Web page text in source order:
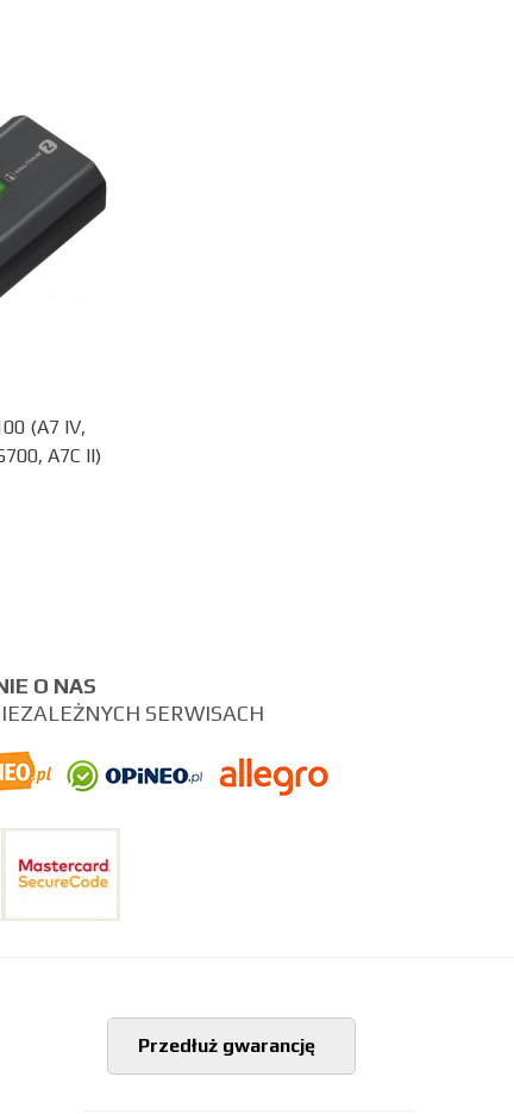
(A7 IV,
A7C II)
O NAS
SERWISACH
Przedłuż gwarancję